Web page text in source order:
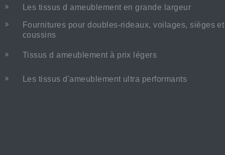
Les tissus d ameublement en grande largeur
Fournitures pour doubles-rideaux, voilages, sièges et
coussins
Tissus d ameublement à prix légers
Les tissus d'ameublement ultra performants